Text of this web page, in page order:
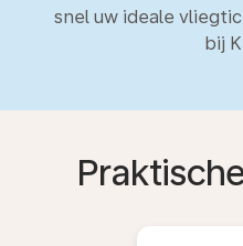
snel uw ideale
bij